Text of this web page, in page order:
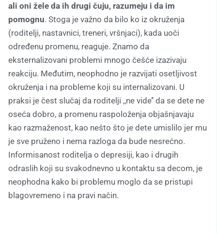
ali oni žele da ih drugi čuju, razumeju i da im
pomognu. Stoga je važno da bilo ko iz okruženja
(roditelji, nastavnici, treneri, vršnjaci), kada uoči
određenu promenu, reaguje. Znamo da
eksternalizovani problemi mnogo češće izazivaju
reakciju. Međutim, neophodno je razvijati osetljivost
okruženja i na probleme koji su internalizovani. U
praksi je čest slučaj da roditelji ,,ne vide’’ da se dete ne
oseća dobro, a promenu raspoloženja objašnjavaju
kao razmaženost, kao nešto što je dete umislilo jer mu
je sve pruženo i nema razloga da bude nesrećno.
Informisanost roditelja o depresiji, kao i drugih
odraslih koji su svakodnevno u kontaktu sa decom, je
neophodna kako bi problemu moglo da se pristupi
blagovremeno i na pravi način.